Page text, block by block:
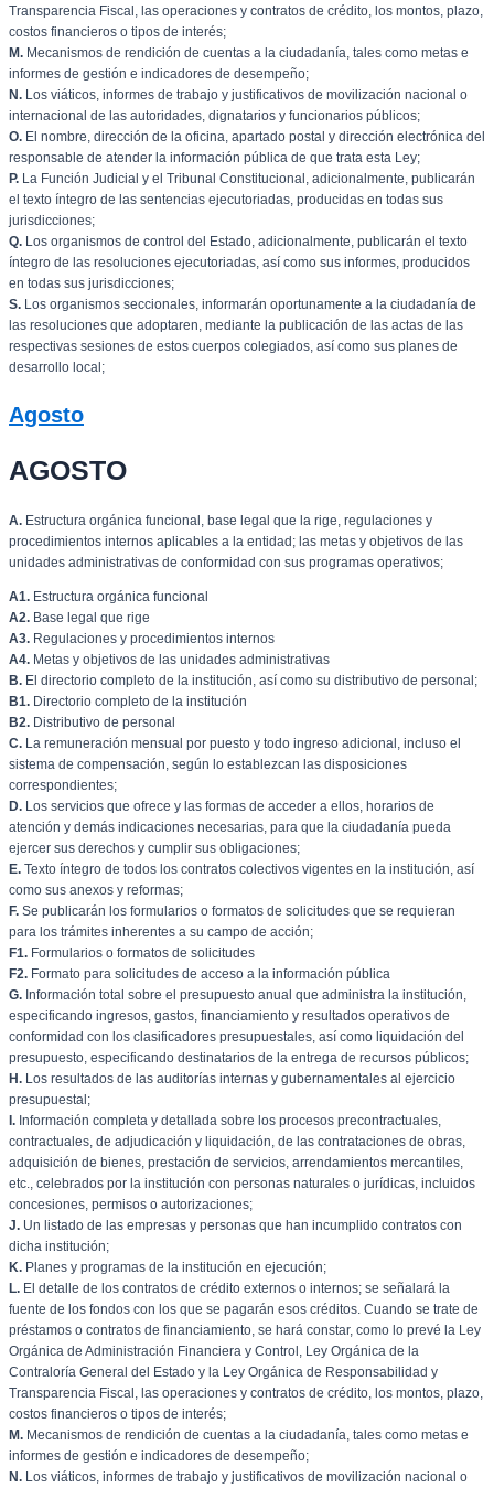
Transparencia Fiscal, las operaciones y contratos de crédito, los montos, plazo,
costos financieros o tipos de interés;
M. Mecanismos de rendición de cuentas a la ciudadanía, tales como metas e
informes de gestión e indicadores de desempeño;
N. Los viáticos, informes de trabajo y justificativos de movilización nacional o
internacional de las autoridades, dignatarios y funcionarios públicos;
O. El nombre, dirección de la oficina, apartado postal y dirección electrónica del
responsable de atender la información pública de que trata esta Ley;
P. La Función Judicial y el Tribunal Constitucional, adicionalmente, publicarán
el texto íntegro de las sentencias ejecutoriadas, producidas en todas sus
jurisdicciones;
Q. Los organismos de control del Estado, adicionalmente, publicarán el texto
íntegro de las resoluciones ejecutoriadas, así como sus informes, producidos
en todas sus jurisdicciones;
S. Los organismos seccionales, informarán oportunamente a la ciudadanía de
las resoluciones que adoptaren, mediante la publicación de las actas de las
respectivas sesiones de estos cuerpos colegiados, así como sus planes de
desarrollo local;
Agosto
AGOSTO
A. Estructura orgánica funcional, base legal que la rige, regulaciones y
procedimientos internos aplicables a la entidad; las metas y objetivos de las
unidades administrativas de conformidad con sus programas operativos;
A1. Estructura orgánica funcional
A2. Base legal que rige
A3. Regulaciones y procedimientos internos
A4. Metas y objetivos de las unidades administrativas
B. El directorio completo de la institución, así como su distributivo de personal;
B1. Directorio completo de la institución
B2. Distributivo de personal
C. La remuneración mensual por puesto y todo ingreso adicional, incluso el
sistema de compensación, según lo establezcan las disposiciones
correspondientes;
D. Los servicios que ofrece y las formas de acceder a ellos, horarios de
atención y demás indicaciones necesarias, para que la ciudadanía pueda
ejercer sus derechos y cumplir sus obligaciones;
E. Texto íntegro de todos los contratos colectivos vigentes en la institución, así
como sus anexos y reformas;
F. Se publicarán los formularios o formatos de solicitudes que se requieran
para los trámites inherentes a su campo de acción;
F1. Formularios o formatos de solicitudes
F2. Formato para solicitudes de acceso a la información pública
G. Información total sobre el presupuesto anual que administra la institución,
especificando ingresos, gastos, financiamiento y resultados operativos de
conformidad con los clasificadores presupuestales, así como liquidación del
presupuesto, especificando destinatarios de la entrega de recursos públicos;
H. Los resultados de las auditorías internas y gubernamentales al ejercicio
presupuestal;
I. Información completa y detallada sobre los procesos precontractuales,
contractuales, de adjudicación y liquidación, de las contrataciones de obras,
adquisición de bienes, prestación de servicios, arrendamientos mercantiles,
etc., celebrados por la institución con personas naturales o jurídicas, incluidos
concesiones, permisos o autorizaciones;
J. Un listado de las empresas y personas que han incumplido contratos con
dicha institución;
K. Planes y programas de la institución en ejecución;
L. El detalle de los contratos de crédito externos o internos; se señalará la
fuente de los fondos con los que se pagarán esos créditos. Cuando se trate de
préstamos o contratos de financiamiento, se hará constar, como lo prevé la Ley
Orgánica de Administración Financiera y Control, Ley Orgánica de la
Contraloría General del Estado y la Ley Orgánica de Responsabilidad y
Transparencia Fiscal, las operaciones y contratos de crédito, los montos, plazo,
costos financieros o tipos de interés;
M. Mecanismos de rendición de cuentas a la ciudadanía, tales como metas e
informes de gestión e indicadores de desempeño;
N. Los viáticos, informes de trabajo y justificativos de movilización nacional o